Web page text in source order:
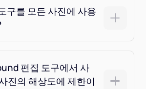
구를 모든 사진에 사용
편집 도구에서 사
진의 해상도에 제한이